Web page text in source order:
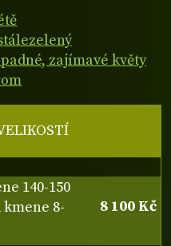
zajímavé květy
140-150
kmene 8-
8 100 Kč